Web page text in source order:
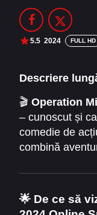
Filme Online 2014
Filme Online 2012
DMCA
SERIALE
TERMENI ȘI
5.5 2024 FULL HD
Descriere
🎬 Operation
– cunoscut și ca
comedie de
combină
urmărește
sfârșit o
🌟 De ce să